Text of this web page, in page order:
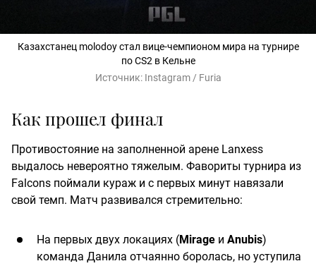
Казахстанец molodoy стал вице-чемпионом мира на турнире
по CS2 в Кельне
Источник: Instagram / Furia
Как прошел финал
Противостояние на заполненной арене Lanxess
выдалось невероятно тяжелым. Фавориты турнира из
Falcons поймали кураж и с первых минут навязали
свой темп. Матч развивался стремительно:
На первых двух локациях (Mirage и Anubis)
команда Данила отчаянно боролась, но уступила